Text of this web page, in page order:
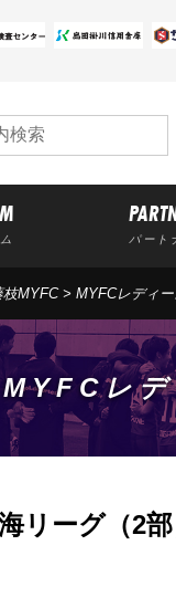
パート
枝MYFC> MYFCレディ
MYFCレ
リーグ（2